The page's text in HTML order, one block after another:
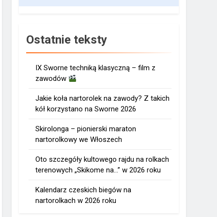
Ostatnie teksty
IX Sworne techniką klasyczną – film z
zawodów
Jakie koła nartorolek na zawody? Z takich
kół korzystano na Sworne 2026
Skirolonga – pionierski maraton
nartorolkowy we Włoszech
Oto szczegóły kultowego rajdu na rolkach
terenowych „Skikome na…” w 2026 roku
Kalendarz czeskich biegów na
nartorolkach w 2026 roku